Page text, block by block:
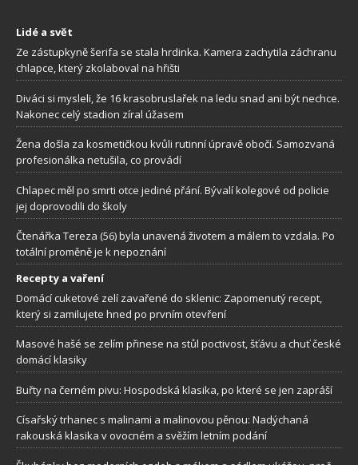
Lidé a svět
Ze zástupkyně šerifa se stala hrdinka. Kamera zachytila záchranu
chlapce, který zkolaboval na hřišti
Diváci si mysleli, že 16 krasobruslařek na ledu snad ani být nechce.
Nakonec celý stadion zíral úžasem
Žena došla za kosmetičkou kvůli rutinní úpravě obočí. Samozvaná
profesionálka netušila, co provádí
Chlapec měl po smrti otce jediné přání. Bývalí kolegové od policie
jej doprovodili do školy
Čtenářka Tereza (56) byla unavená životem a málem to vzdala. Po
totální proměně je k nepoznání
Recepty a vaření
Domácí cuketové zelí zavařené do sklenic: Zapomenutý recept,
který si zamilujete hned po prvním otevření
Masové hašé se zelím přinese na stůl poctivost, šťávu a chuť české
domácí klasiky
Buřty na černém pivu: Hospodská klasika, po které se jen zapráší
Císařský trhanec s malinami a malinovou pěnou: Nadýchaná
rakouská klasika v ovocném a svěžím letním podání